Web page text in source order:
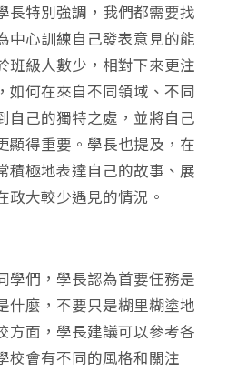
長特別強調，我們都需要找
中心訓練自己發表意見的能
班級人數少，相對下來更注
如何在來自不同領域、不同
自己的獨特之處，並將自己
顯得重要。學長也提及，在
積極地表達自己的故事、展
政大較少遇見的情況。
學們，學長認為首要任務是
什麼，不要只是糊里糊塗地
方面，學長建議可以參考各
校會有不同的風格和關注